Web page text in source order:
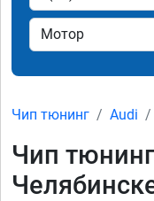
Чип тюнинг Audi
Чип